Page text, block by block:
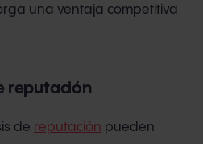
una ventaja competitiva
reputación
de reputación pueden